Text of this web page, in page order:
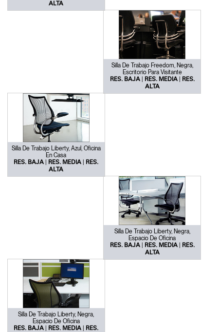
ALTA
Silla De Trabajo Freedom, Negra,
Escritorio Para Visitante
RES. BAJA | RES. MEDIA | RES.
ALTA
Silla De Trabajo Liberty, Azul, Oficina
En Casa
RES. BAJA | RES. MEDIA | RES.
ALTA
Silla De Trabajo Liberty, Negra,
Espacio De Oficina
RES. BAJA | RES. MEDIA | RES.
ALTA
Silla De Trabajo Liberty, Negra,
Espacio De Oficina
RES. BAJA | RES. MEDIA | RES.